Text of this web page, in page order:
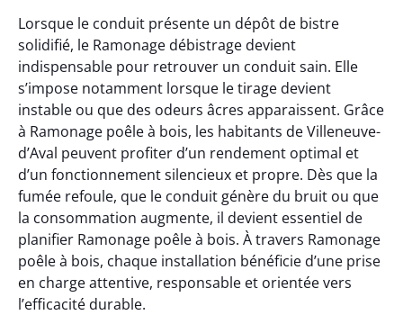
Lorsque le conduit présente un dépôt de bistre
solidifié, le Ramonage débistrage devient
indispensable pour retrouver un conduit sain. Elle
s’impose notamment lorsque le tirage devient
instable ou que des odeurs âcres apparaissent. Grâce
à Ramonage poêle à bois, les habitants de Villeneuve-
d’Aval peuvent profiter d’un rendement optimal et
d’un fonctionnement silencieux et propre. Dès que la
fumée refoule, que le conduit génère du bruit ou que
la consommation augmente, il devient essentiel de
planifier Ramonage poêle à bois. À travers Ramonage
poêle à bois, chaque installation bénéficie d’une prise
en charge attentive, responsable et orientée vers
l’efficacité durable.